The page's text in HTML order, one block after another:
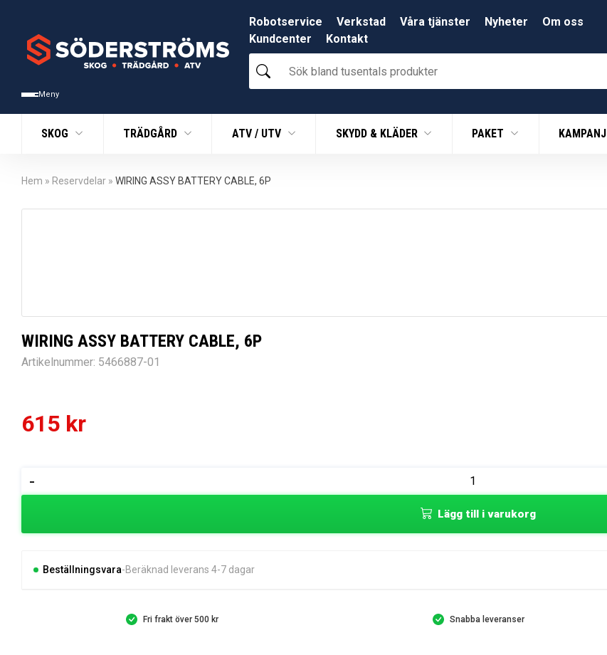
Meny
Robotservice Verkstad Våra tjänster Nyheter
Om oss
Kundcenter
Kontakt
Sök
bland
produkter
SKOG TRÄDGÅRD ATV / UTV SKYDD & KLÄDER PAKET KAMPANJ
Hem » Reservdelar » WIRING ASSY BATTERY CABLE, 6P
WIRING ASSY BATTERY CABLE, 6P
Artikelnummer: 5466887-01
615 kr
-
ASSY
Lägg till i varukorg
Beställningsvara Beräknad leverans 4-7 dagar
Fri frakt över 500 kr Snabba leveranser